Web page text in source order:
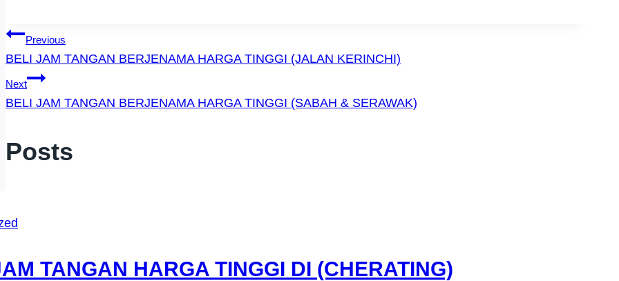
Post
Navigation
Previous
BELI JAM TANGAN BERJENAMA HARGA TINGGI (JALAN KERINCHI)
Next
BELI JAM TANGAN BERJENAMA HARGA TINGGI (SABAH & SERAWAK)
TANGAN HARGA TINGGI DI (CHERATING)